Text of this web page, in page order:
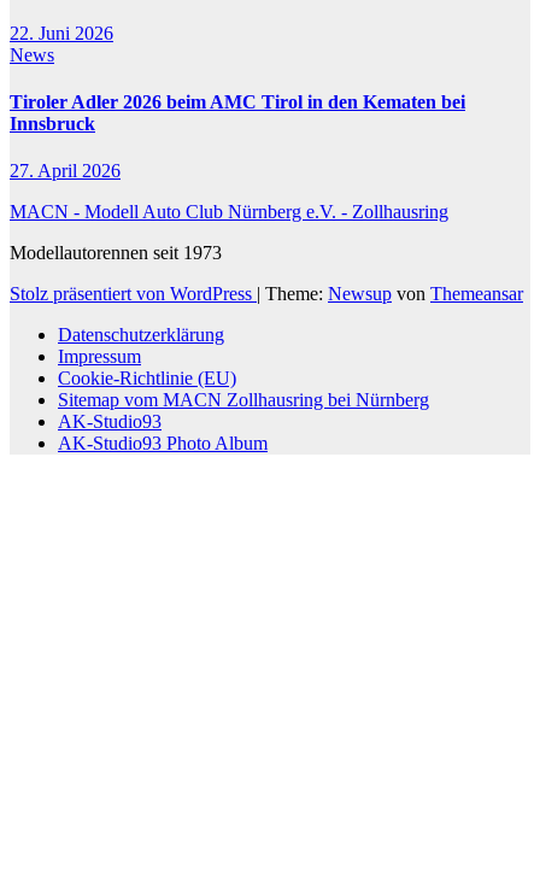
22. Juni 2026
News
Tiroler Adler 2026 beim AMC Tirol in den Kematen bei
Innsbruck
27. April 2026
MACN - Modell Auto Club Nürnberg e.V. - Zollhausring
Modellautorennen seit 1973
Stolz präsentiert von WordPress | Theme: Newsup von Themeansar
Datenschutzerklärung
Impressum
Cookie-Richtlinie (EU)
Sitemap vom MACN Zollhausring bei Nürnberg
AK-Studio93
AK-Studio93 Photo Album